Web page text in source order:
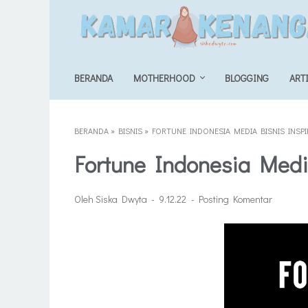
BERANDA MOTHERHOOD BLOGGING
BERANDA » BISNIS » FORTUNE INDONESIA MEDIA BISNIS
Fortune Indonesia
Oleh Siska Dwyta 9.12.22 Posting Komentar